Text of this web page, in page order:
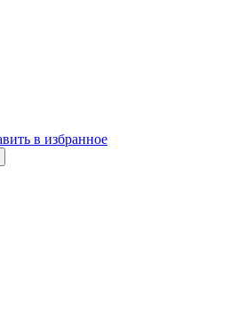
в избранное